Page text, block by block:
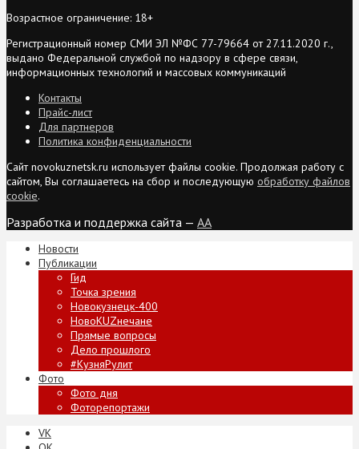
Возрастное ограничение: 18+
Регистрационный номер СМИ ЭЛ №ФС 77-79664 от 27.11.2020 г.,
выдано Федеральной службой по надзору в сфере связи,
информационных технологий и массовых коммуникаций
Контакты
Прайс-лист
Для партнеров
Политика конфиденциальности
Сайт novokuznetsk.ru использует файлы cookie. Продолжая работу с
сайтом, Вы соглашаетесь на сбор и последующую обработку файлов
cookie.
Разработка и поддержка сайта — AA
Новости
Публикации
Гид
Точка зрения
Новокузнецк-400
НовоKUZнечане
Прямые вопросы
Дело прошлого
#КузняРулит
Фото
Фото дня
Фоторепортажи
VK